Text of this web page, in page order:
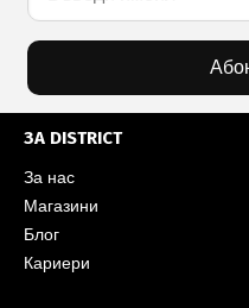
ЗА DISTRICT
За нас
Магазини
Блог
Кариери